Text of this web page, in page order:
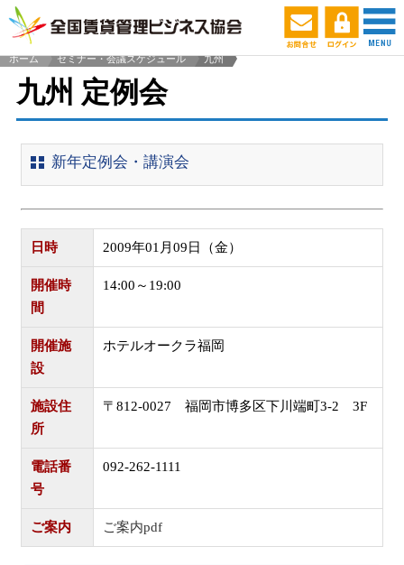
ホーム
セミナー・会議スケジュール
九州
九州 定例会
新年定例会・講演会
日時 2009年01月09日（金）
開催時
間
14:00～19:00
開催施
設
ホテルオークラ福岡
施設住
所
〒812-0027 福岡市博多区下川端町3-2 3F
電話番
号
092-262-1111
ご案内 ご案内pdf